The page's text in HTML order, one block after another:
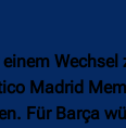
Wechsel
Madrid
Für Barça